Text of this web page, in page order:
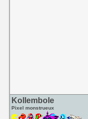
Kollembole
Pixel monstrueux